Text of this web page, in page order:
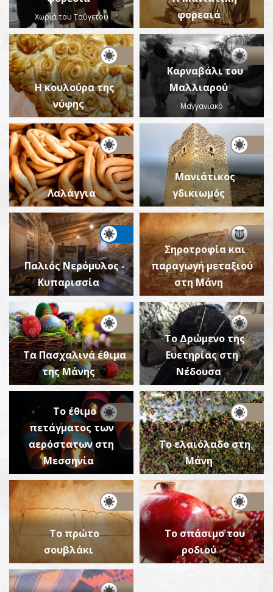
Χωριά του Ταΰγετου
φορεσιά
Η κουλούρα της
νύφης
Καρναβάλι του
Μαλλιαρού
Μαγγανιακό
Λαλάγγια
Μανιάτικος
γδικιωμός
Παλιός Νερόμυλος -
Κυπαρισσία
Σηροτροφία και
παραγωγή μεταξιού
στη Μάνη
Τα Πασχαλινά έθιμα
της Μάνης
Το Δρώμενο της
Ευετηρίας στη
Νέδουσα
Το έθιμο
πετάγματος των
αερόστατων στη
Μεσσηνία
Το ελαιόλαδο στη
Μάνη
Το πρώτο
σουβλάκι
Το σπάσιμο του
ροδιού